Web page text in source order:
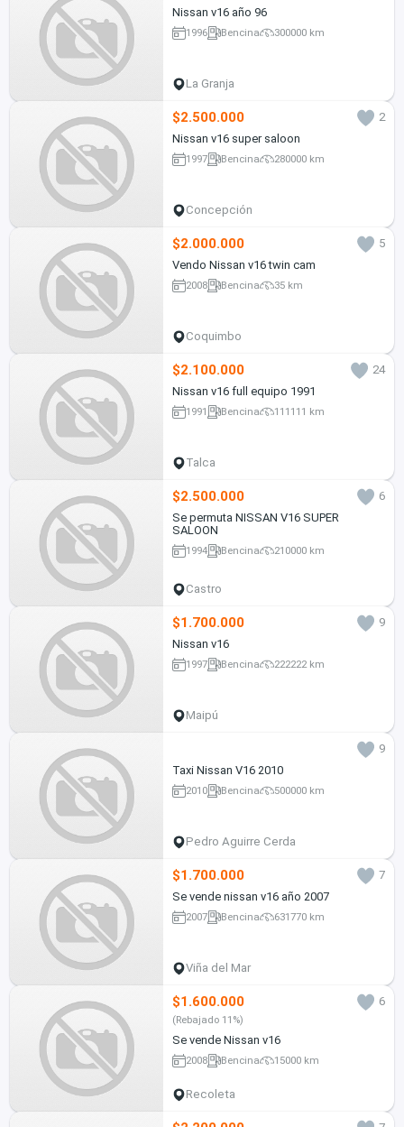
Nissan v16 año 96
1996 Bencina 300000 km
La Granja
$2.500.000
2
Nissan v16 super saloon
1997 Bencina 280000 km
Concepción
$2.000.000
5
Vendo Nissan v16 twin cam
2008 Bencina 35 km
Coquimbo
$2.100.000
24
Nissan v16 full equipo 1991
1991 Bencina 111111 km
Talca
$2.500.000
6
Se permuta NISSAN V16 SUPER
SALOON
1994 Bencina 210000 km
Castro
$1.700.000
9
Nissan v16
1997 Bencina 222222 km
Maipú
9
Taxi Nissan V16 2010
2010 Bencina 500000 km
Pedro Aguirre Cerda
$1.700.000
7
Se vende nissan v16 año 2007
2007 Bencina 631770 km
Viña del Mar
$1.600.000 6
(Rebajado 11%)
Se vende Nissan v16
2008 Bencina 15000 km
Recoleta